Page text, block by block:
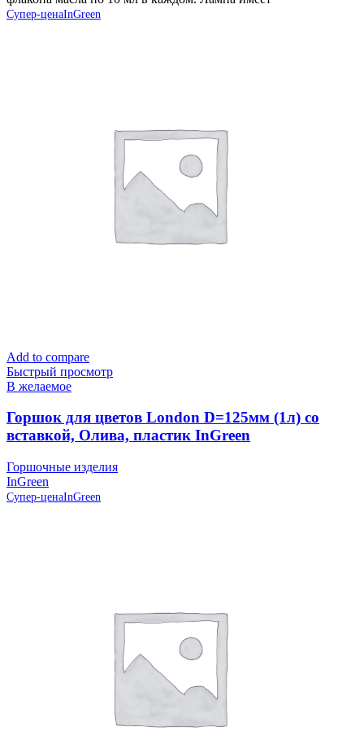
Супер-ценаInGreen
Add to compare
Быстрый просмотр
В желаемое
Горшок для цветов London D=125мм (1л) со
вставкой, Олива, пластик InGreen
Горшочные изделия
InGreen
Супер-ценаInGreen